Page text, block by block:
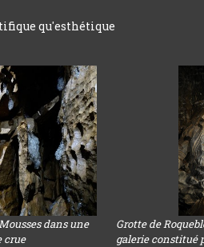
qu'esthétique
dans une
crue
Grotte de
galerie constitué